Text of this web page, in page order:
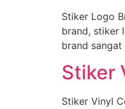
Stiker Logo
brand, stiker
brand
Stiker
Stiker Vinyl